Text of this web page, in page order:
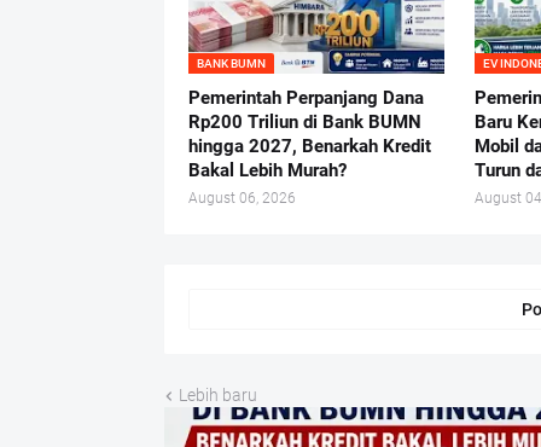
BANK BUMN
Pemerintah Perpanjang Dana
Rp200 Triliun di Bank BUMN
hingga 2027, Benarkah Kredit
Bakal Lebih Murah?
August 06, 2026
EV
Baru
Mobil
Turun
August
Lebih baru